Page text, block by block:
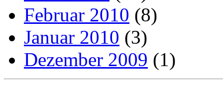
Februar 2010 (8)
Januar 2010 (3)
Dezember 2009 (1)